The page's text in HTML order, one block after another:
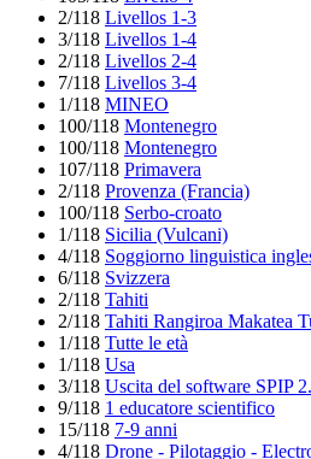
2/118 Livellos 1-3
3/118 Livellos 1-4
2/118 Livellos 2-4
7/118 Livellos 3-4
1/118 MINEO
100/118 Montenegro
100/118 Montenegro
107/118 Primavera
2/118 Provenza (Francia)
100/118 Serbo-croato
1/118 Sicilia (Vulcani)
4/118 Soggiorno linguistica
6/118 Svizzera
2/118 Tahiti
2/118 Tahiti Rangiroa Makatea
1/118 Tutte le età
1/118 Usa
3/118 Uscita del software SPIP
9/118 1 educatore scientifico
15/118 7-9 anni
4/118 Drone - Pilotaggio -